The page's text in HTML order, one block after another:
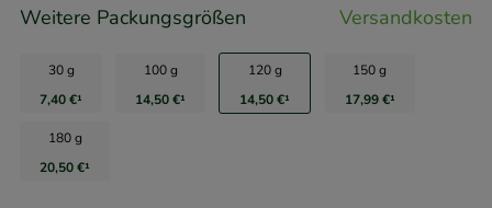
Weitere Packungsgrößen Versandkosten
30 g
7,40 €¹
100 g
14,50 €¹
120 g
14,50 €¹
150 g
17,99 €¹
180 g
20,50 €¹